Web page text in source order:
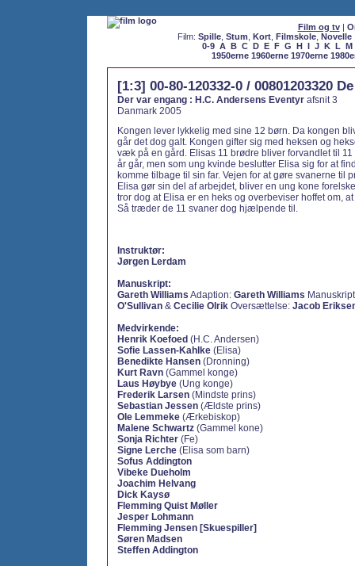
Film og tv|
Film: Spille, Stum Kort, Filmskole, Novelle
0-9 A B C D E F G H I J K L M
1950erne 1960erne 1970erne
[1:3] 00-80-120332-0 / 00801203320
Der var engang : H.C. Andersens Eventyr afsnit 3
Danmark 2005
Kongen lever lykkelig med sine 12 børn. Da kongen
går det dog galt. Kongen gifter sig med heksen og
væk på en gård. Elisas 11 brødre bliver forvandlet til
år går, men som ung kvinde beslutter Elisa sig for at
komme tilbage til sin far. Vejen for at gøre svanerne til
Elisa gør sin del af arbejdet, bliver en ung kone
tror dog at Elisa er en heks og overbeviser hoffet om,
Så træder de 11 svaner dog hjælpende til.
Instruktør:
Jørgen Lerdam
Manuskript:
Gareth Williams Adaption: Gareth Williams
O'Sullivan & Cecilie Olrik Oversættelse: Jacob
Medvirkende:
Henrik Koefoed (H.C. Andersen)
Sofie Lassen-Kahlke (Elisa)
Benedikte Hansen (Dronning)
Kurt Ravn (Gammel konge)
Laus Høybye (Ung konge)
Frederik Larsen (Mindste prins)
Sebastian Jessen (Ældste prins)
Ole Lemmeke (Ærkebiskop)
Malene Schwartz (Gammel kone)
Sonja Richter (Fe)
Signe Lerche (Elisa som barn)
Sofus Addington
Vibeke Dueholm
Joachim Helvang
Dick Kaysø
Flemming Quist Møller
Jesper Lohmann
Flemming Jensen [Skuespiller]
Søren Madsen
Steffen Addington